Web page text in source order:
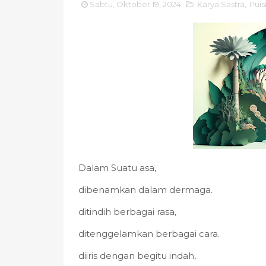
Sabtu, Oktober 19, 2024 Karya Sastra Puisi
Dalam Suatu asa,
dibenamkan dalam dermaga.
ditindih berbagai rasa,
ditenggelamkan berbagai cara.
diiris dengan begitu indah,